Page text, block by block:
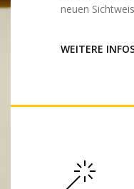
neuen
WEITERE